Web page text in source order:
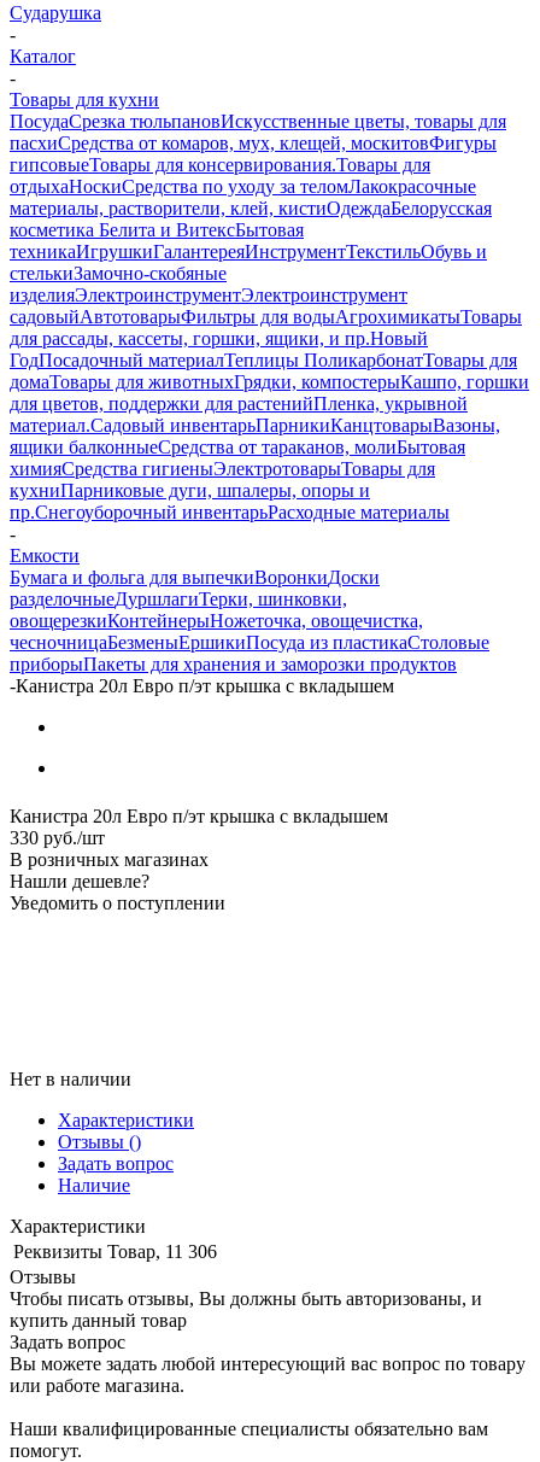
Сударушка
-
Каталог
-
Товары для кухни
ПосудаСрезка тюльпановИскусственные цветы, товары для
пасхиСредства от комаров, мух, клещей, москитовФигуры
гипсовыеТовары для консервирования.Товары для
отдыхаНоскиСредства по уходу за теломЛакокрасочные
материалы, растворители, клей, кистиОдеждаБелорусская
косметика Белита и ВитексБытовая
техникаИгрушкиГалантереяИнструментТекстильОбувь и
стелькиЗамочно-скобяные
изделияЭлектроинструментЭлектроинструмент
садовыйАвтотоварыФильтры для водыАгрохимикатыТовары
для рассады, кассеты, горшки, ящики, и пр.Новый
ГодПосадочный материалТеплицы ПоликарбонатТовары для
домаТовары для животныхГрядки, компостерыКашпо, горшки
для цветов, поддержки для растенийПленка, укрывной
материал.Садовый инвентарьПарникиКанцтоварыВазоны,
ящики балконныеСредства от тараканов, молиБытовая
химияСредства гигиеныЭлектротоварыТовары для
кухниПарниковые дуги, шпалеры, опоры и
пр.Снегоуборочный инвентарьРасходные материалы
-
Емкости
Бумага и фольга для выпечкиВоронкиДоски
разделочныеДуршлагиТерки, шинковки,
овощерезкиКонтейнерыНожеточка, овощечистка,
чесночницаБезменыЕршикиПосуда из пластикаСтоловые
приборыПакеты для хранения и заморозки продуктов
-Канистра 20л Евро п/эт крышка с вкладышем
Канистра 20л Евро п/эт крышка с вкладышем
330 руб./шт
В розничных магазинах
Нашли дешевле?
Уведомить о поступлении
Нет в наличии
Характеристики
Отзывы ()
Задать вопрос
Наличие
Характеристики
Реквизиты Товар, 11 306
Отзывы
Чтобы писать отзывы, Вы должны быть авторизованы, и
купить данный товар
Задать вопрос
Вы можете задать любой интересующий вас вопрос по товару
или работе магазина.
Наши квалифицированные специалисты обязательно вам
помогут.